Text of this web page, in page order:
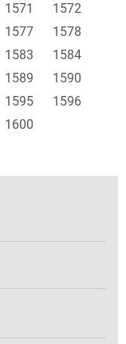
1571
1572
1577
1578
1583
1584
1589
1590
1595
1596
1600